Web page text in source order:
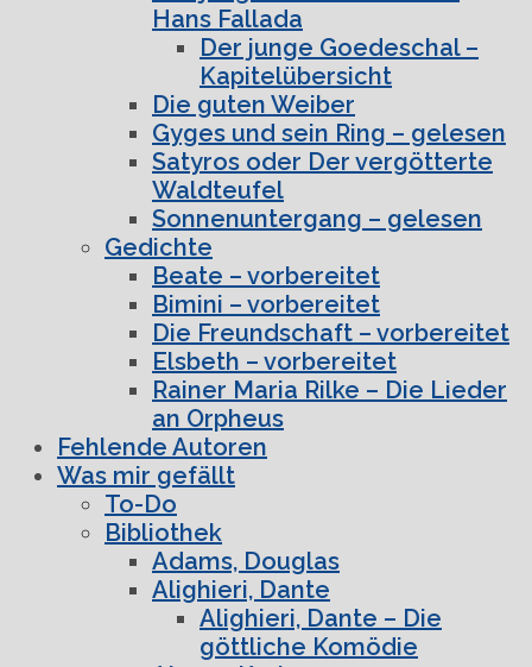
Hans Fallada
Der junge Goedeschal –
Kapitelübersicht
Die guten Weiber
Gyges und sein Ring – gelesen
Satyros oder Der vergötterte
Waldteufel
Sonnenuntergang – gelesen
Gedichte
Beate – vorbereitet
Bimini – vorbereitet
Die Freundschaft – vorbereitet
Elsbeth – vorbereitet
Rainer Maria Rilke – Die Lieder
an Orpheus
Fehlende Autoren
Was mir gefällt
To-Do
Bibliothek
Adams, Douglas
Alighieri, Dante
Alighieri, Dante – Die
göttliche Komödie